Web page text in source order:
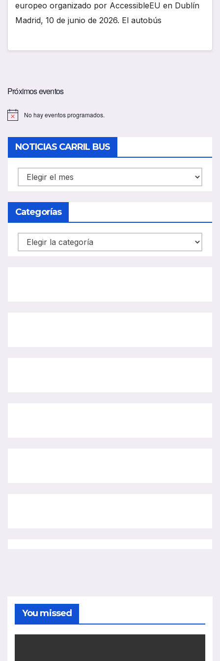
europeo organizado por AccessibleEU en Dublín
Madrid, 10 de junio de 2026. El autobús
Próximos eventos
No hay eventos programados.
NOTICIAS CARRIL BUS
NOTICIAS
CARRIL
BUS
Categorías
Categorías
You missed